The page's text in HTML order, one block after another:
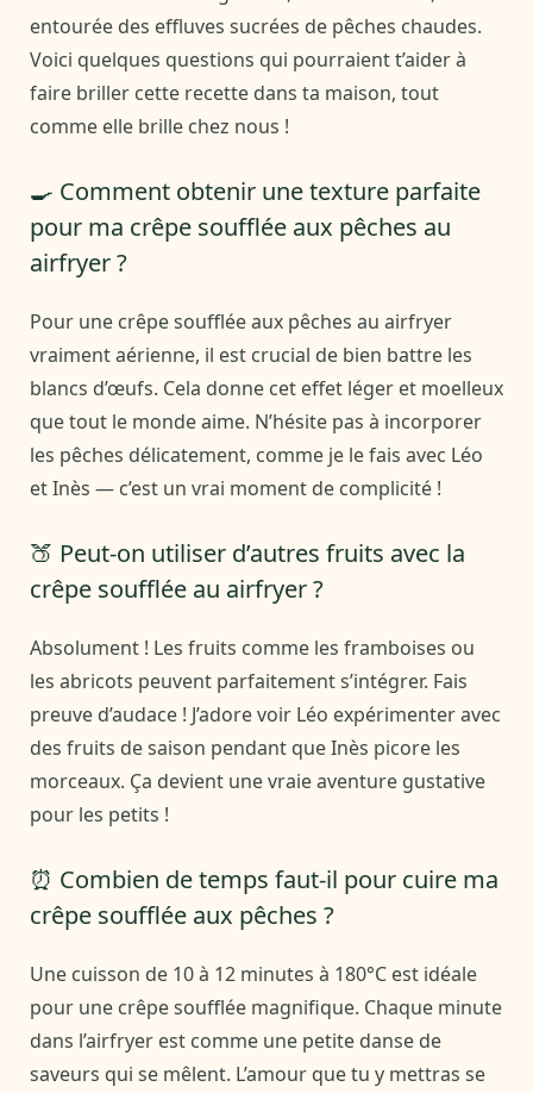
entourée des effluves sucrées de pêches chaudes.
Voici quelques questions qui pourraient t’aider à
faire briller cette recette dans ta maison, tout
comme elle brille chez nous !
🍳 Comment obtenir une texture parfaite
pour ma crêpe soufflée aux pêches au
airfryer ?
Pour une crêpe soufflée aux pêches au airfryer
vraiment aérienne, il est crucial de bien battre les
blancs d’œufs. Cela donne cet effet léger et moelleux
que tout le monde aime. N’hésite pas à incorporer
les pêches délicatement, comme je le fais avec Léo
et Inès — c’est un vrai moment de complicité !
🍑 Peut-on utiliser d’autres fruits avec la
crêpe soufflée au airfryer ?
Absolument ! Les fruits comme les framboises ou
les abricots peuvent parfaitement s’intégrer. Fais
preuve d’audace ! J’adore voir Léo expérimenter avec
des fruits de saison pendant que Inès picore les
morceaux. Ça devient une vraie aventure gustative
pour les petits !
⏰ Combien de temps faut-il pour cuire ma
crêpe soufflée aux pêches ?
Une cuisson de 10 à 12 minutes à 180°C est idéale
pour une crêpe soufflée magnifique. Chaque minute
dans l’airfryer est comme une petite danse de
saveurs qui se mêlent. L’amour que tu y mettras se